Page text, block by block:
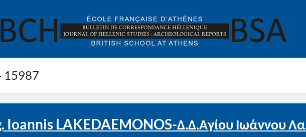
15987
Ioannis LAKEDAEMONOS-Δ.Δ.Αγίου Ιωάννου